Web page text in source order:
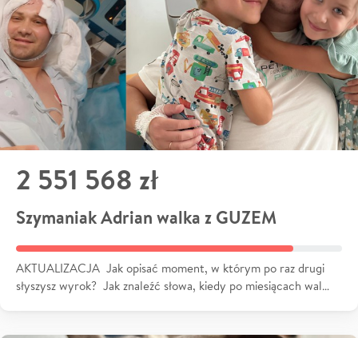
2 551 568 zł
Szymaniak Adrian walka z GUZEM
AKTUALIZACJA Jak opisać moment, w którym po raz drugi
słyszysz wyrok? Jak znaleźć słowa, kiedy po miesiącach wal…